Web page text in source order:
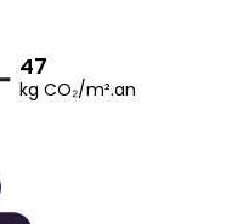
47
kg CO₂/m².an